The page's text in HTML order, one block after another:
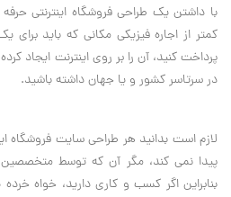
با داشتن یک طراحی فروشگاه اینترنتی
کمتر از اجاره فیزیکی مکانی که باید برای
پرداخت کنید، آن را بر روی اینترنت ایجاد
در سرتاسر کشور و یا جهان داشته باشید.
لازم است بدانید هر طراحی سایت فروشگاه
پیدا نمی کند، مگر آن که توسط متخصصین
بنابراین اگر کسب و کاری دارید، خواه